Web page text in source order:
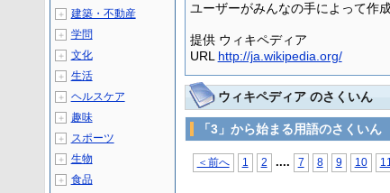
ユーザーがみんなの手によって作
提供 ウィキペディア
URL http://ja.wikipedia.org/
ウィキペディア のさくいん
「3」から始まる用語のさくいん
＜前へ 1 2 .... 7 8 9 10 11
＋ 建築・不動産
＋ 学問
＋ 文化
＋ 生活
＋ ヘルスケア
＋ 趣味
＋ スポーツ
＋ 生物
＋ 食品